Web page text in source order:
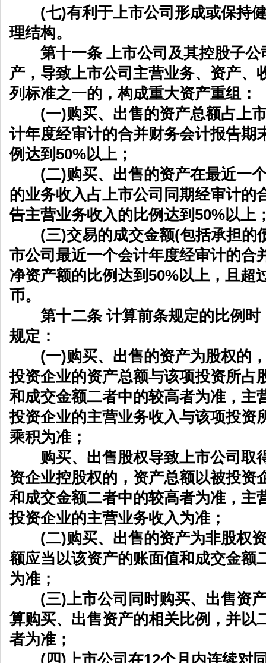
(七)有利于上市公司形成或保持健
理结构。
第十一条 上市公司及其控股子公
产，导致上市公司主营业务、资产、
列标准之一的，构成重大资产重组：
(一)购买、出售的资产总额占上市
计年度经审计的合并财务会计报告期
例达到50%以上；
(二)购买、出售的资产在最近一个
的业务收入占上市公司同期经审计的
告主营业务收入的比例达到50%以上
(三)交易的成交金额(包括承担的
市公司最近一个会计年度经审计的合
净资产额的比例达到50%以上，且超
币。
第十二条 计算前条规定的比例时
规定：
(一)购买、出售的资产为股权的，
投资企业的资产总额与该项投资所占
和成交金额二者中的较高者为准，主
投资企业的主营业务收入与该项投资
乘积为准；
购买、出售股权导致上市公司取
资企业控股权的，资产总额以被投资
和成交金额二者中的较高者为准，主
投资企业的主营业务收入为准；
(二)购买、出售的资产为非股权资
额应当以该资产的账面值和成交金额
为准；
(三)上市公司同时购买、出售资产
算购买、出售资产的相关比例，并以
者为准；
(四)上市公司在12个月内连续对